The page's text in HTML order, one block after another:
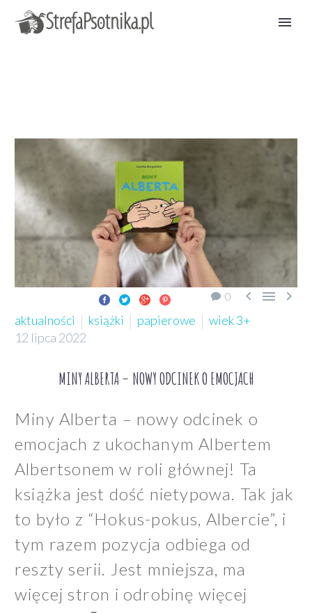
0   
aktualności książki papierowe
wiek 3+
12 lipca 2022
MINY ALBERTA – NOWY ODCINEK O EMOCJACH
Miny Alberta – nowy odcinek o
emocjach z ukochanym Albertem
Albertsonem w roli głównej! Ta
książka jest dość nietypowa. Tak jak
to było z “Hokus-pokus, Albercie”, i
tym razem pozycja odbiega od
reszty serii. Jest mniejsza, ma
więcej stron i odrobinę więcej